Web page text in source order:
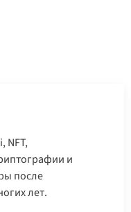
NFT,
и
после
лет.